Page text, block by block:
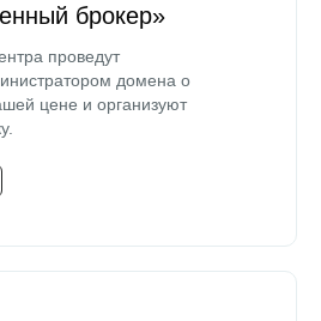
брокер»
проведут
домена о
цене и организуют